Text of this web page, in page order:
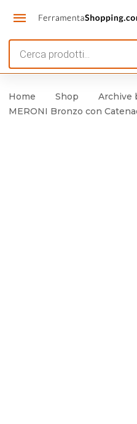
search
Home Shop
Archive
MERONI Bronzo con